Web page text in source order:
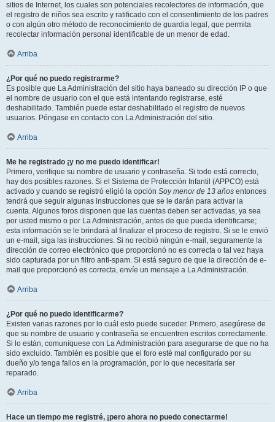
sitios de Internet, los cuales son potenciales recolectores de información, que
el registro de niños sea escrito y ratificado con el consentimiento de los padres
o con algún otro método de reconocimiento de guardia legal, que permita
recolectar información personal identificable de un menor de edad.
Arriba
¿Por qué no puedo registrarme?
Es posible que La Administración del sitio haya baneado su dirección IP o que
el nombre de usuario con el que está intentando registrarse, esté
deshabilitado. También puede estar deshabilitado el registro de nuevos
usuarios. Póngase en contacto con La Administración del sitio.
Arriba
Me he registrado ¡y no me puedo identificar!
Primero, verifique su nombre de usuario y contraseña. Si todo está correcto,
hay dos posibles razones. Si el Sistema de Protección Infantil (APPCO) está
activado y cuando se registró eligió la opción Soy menor de 13 años entonces
tendrá que seguir algunas instrucciones que se le darán para activar la
cuenta. Algunos foros disponen que las cuentas deben ser activadas, ya sea
por usted mismo o por La Administración, antes de que pueda identificarse;
esta información se le brindará al finalizar el proceso de registro. Si se le envió
un e-mail, siga las instrucciones. Si no recibió ningún e-mail, seguramente la
dirección de correo electrónico que proporcionó no es correcta o tal vez haya
sido capturada por un filtro anti-spam. Si está seguro de que la dirección de e-
mail que proporcionó es correcta, envíe un mensaje a La Administración.
Arriba
¿Por qué no puedo identificarme?
Existen varias razones por lo cuál esto puede suceder. Primero, asegúrese de
que su nombre de usuario y contraseña se encuentren escritos correctamente.
Si lo están, comuníquese con La Administración para asegurarse de que no ha
sido excluido. También es posible que el foro esté mal configurado por su
dueño y/o tenga fallos en la programación, por lo que necesitaría ser
reparado.
Arriba
Hace un tiempo me registré, ¡pero ahora no puedo conectarme!